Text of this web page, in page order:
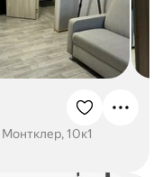
10к1